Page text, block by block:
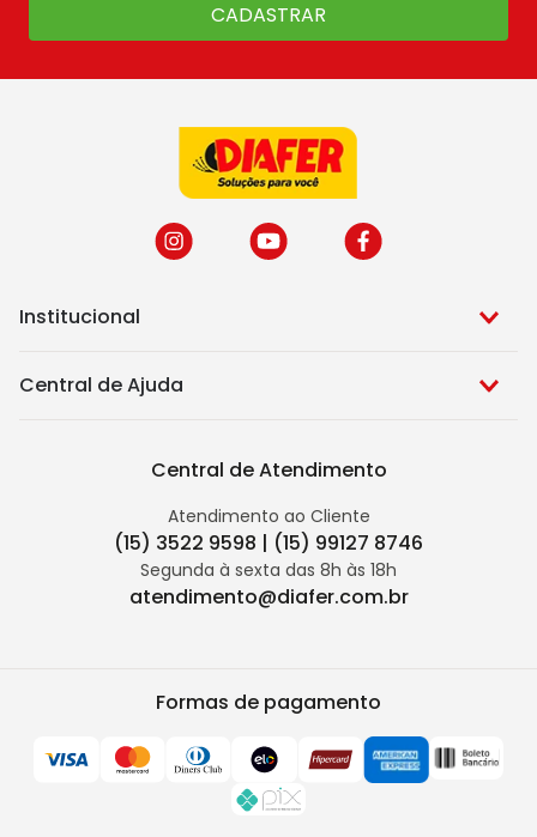
CADASTRAR
Institucional
Central de Ajuda
Central de Atendimento
Atendimento ao Cliente
(15) 3522 9598 | (15) 99127 8746
Segunda à sexta das 8h às 18h
atendimento@diafer.com.br
Formas de pagamento